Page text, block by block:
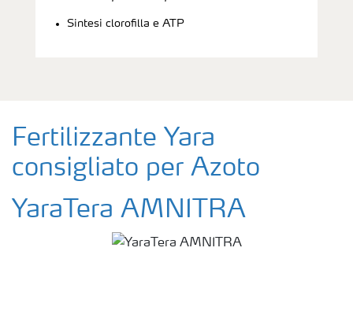
Sintesi clorofilla e ATP
Fertilizzante Yara
consigliato per Azoto
YaraTera AMNITRA